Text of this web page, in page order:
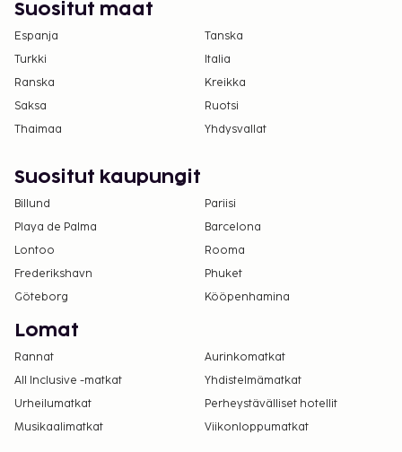
Suositut maat
Espanja
Tanska
Turkki
Italia
Ranska
Kreikka
Saksa
Ruotsi
Thaimaa
Yhdysvallat
Suositut kaupungit
Billund
Pariisi
Playa de Palma
Barcelona
Lontoo
Rooma
Frederikshavn
Phuket
Göteborg
Kööpenhamina
Lomat
Rannat
Aurinkomatkat
All Inclusive -matkat
Yhdistelmämatkat
Urheilumatkat
Perheystävälliset hotellit
Musikaalimatkat
Viikonloppumatkat